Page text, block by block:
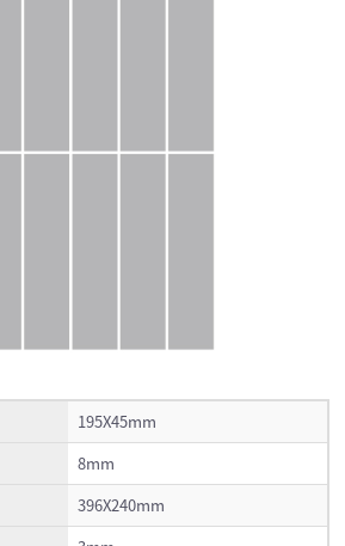
195X45mm
8mm
396X240mm